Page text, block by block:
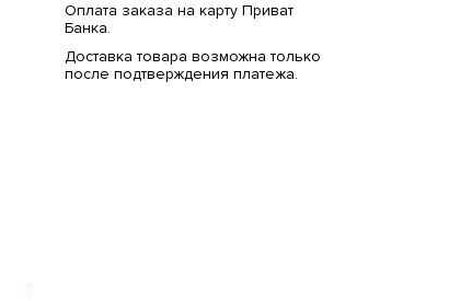
Оплата заказа на карту Приват
Банка.
Доставка товара возможна только
после подтверждения платежа.